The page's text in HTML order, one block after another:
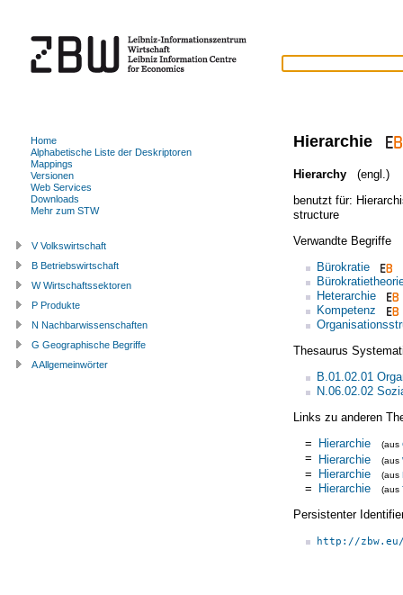
Hierarchie
Hierarchy
(engl.)
benutzt für:
structure
Verwandte Begriffe
Bürokratie
Heterarchie
Kompetenz
Thesaurus
B.01.02.01
N.06.02.02
Links zu anderen
= Hierarchie (aus
= Hierarchie (aus
= Hierarchie (aus
= Hierarchie (aus
Persistenter
http://
Home
Alphabetische Liste der Deskriptoren
Mappings
Versionen
Web Services
Downloads
Mehr zum STW
V Volkswirtschaft
B Betriebswirtschaft
W Wirtschaftssektoren
P Produkte
N Nachbarwissenschaften
G Geographische Begriffe
A Allgemeinwörter